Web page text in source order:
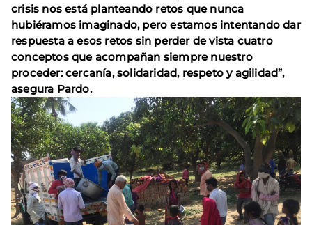
crisis nos está planteando retos que nunca
hubiéramos imaginado, pero estamos intentando dar
respuesta a esos retos sin perder de vista cuatro
conceptos que acompañan siempre nuestro
proceder: cercanía, solidaridad, respeto y agilidad”,
asegura Pardo.